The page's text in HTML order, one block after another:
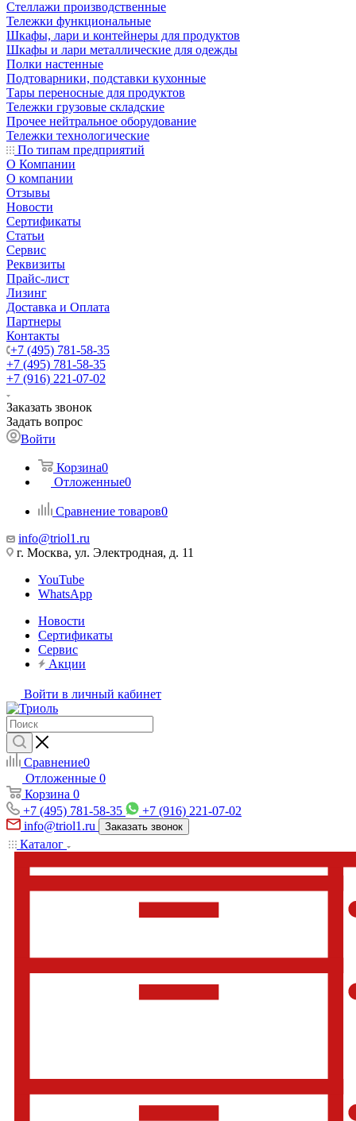
Стеллажи производственные
Тележки функциональные
Шкафы, лари и контейнеры для продуктов
Шкафы и лари металлические для одежды
Полки настенные
Подтоварники, подставки кухонные
Тары переносные для продуктов
Тележки грузовые складские
Прочее нейтральное оборудование
Тележки технологические
По типам предприятий
О Компании
О компании
Отзывы
Новости
Сертификаты
Статьи
Сервис
Реквизиты
Прайс-лист
Лизинг
Доставка и Оплата
Партнеры
Контакты
+7 (495) 781-58-35
+7 (495) 781-58-35
+7 (916) 221-07-02
Заказать звонок
Задать вопрос
Войти
Корзина0
Отложенные0
Сравнение товаров0
info@triol1.ru
г. Москва, ул. Электродная, д. 11
YouTube
WhatsApp
Новости
Сертификаты
Сервис
Акции
Войти в личный кабинет
Сравнение0
Отложенные 0
Корзина 0
+7 (495) 781-58-35
+7 (916) 221-07-02
info@triol1.ru
Заказать звонок
Каталог